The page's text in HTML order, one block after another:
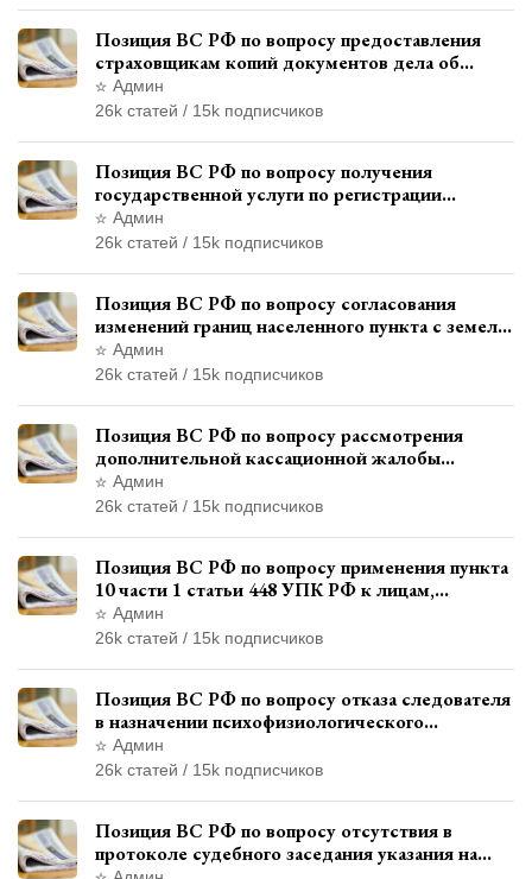
Позиция ВС РФ по вопросу предоставления
страховщикам копий документов дела об
административном правонарушении для
автотехнической экспертизы
Админ
26k статей / 15k подписчиков
Позиция ВС РФ по вопросу получения
государственной услуги по регистрации
транспортного средства через представителя
Админ
26k статей / 15k подписчиков
Позиция ВС РФ по вопросу согласования
изменений границ населенного пункта с земель
лесного фонда
Админ
26k статей / 15k подписчиков
Позиция ВС РФ по вопросу рассмотрения
дополнительной кассационной жалобы
адвоката в кассационной инстанции
Админ
26k статей / 15k подписчиков
Позиция ВС РФ по вопросу применения пункта
10 части 1 статьи 448 УПК РФ к лицам,
уволенным из следственных органов
Админ
26k статей / 15k подписчиков
Позиция ВС РФ по вопросу отказа следователя
в назначении психофизиологического
исследования показаний обвиняемой с
использованием полиграфа
Админ
26k статей / 15k подписчиков
Позиция ВС РФ по вопросу отсутствия в
протоколе судебного заседания указания на